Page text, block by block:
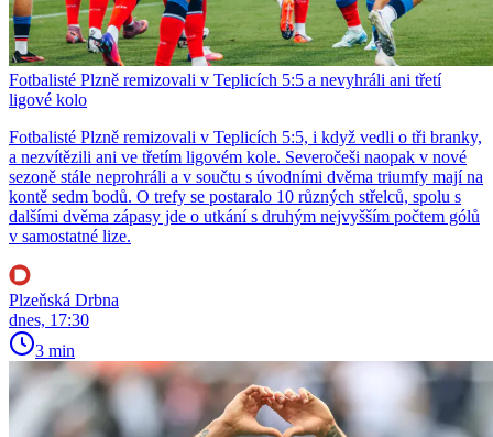
Fotbalisté Plzně remizovali v Teplicích 5:5 a nevyhráli ani třetí
ligové kolo
Fotbalisté Plzně remizovali v Teplicích 5:5, i když vedli o tři branky,
a nezvítězili ani ve třetím ligovém kole. Severočeši naopak v nové
sezoně stále neprohráli a v součtu s úvodními dvěma triumfy mají na
kontě sedm bodů. O trefy se postaralo 10 různých střelců, spolu s
dalšími dvěma zápasy jde o utkání s druhým nejvyšším počtem gólů
v samostatné lize.
Plzeňská Drbna
dnes, 17:30
3 min